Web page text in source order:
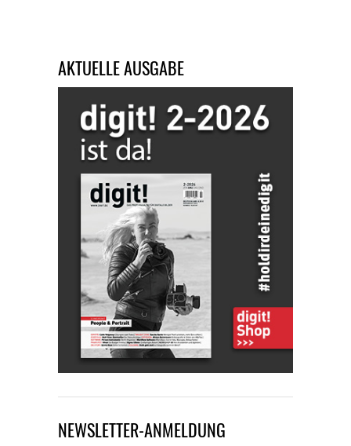
AKTUELLE AUSGABE
NEWSLETTER-ANMELDUNG